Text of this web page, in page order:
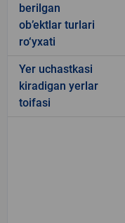
berilgan
ob’ektlar turlari
ro‘yxati
Yer uchastkasi
kiradigan yerlar
toifasi